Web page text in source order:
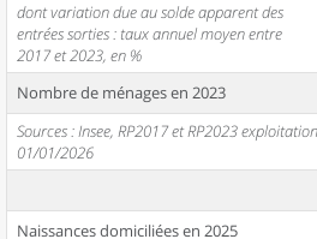
dont variation due au solde apparent des
entrées sorties : taux annuel moyen entre
2017 et 2023, en %
Nombre de ménages en 2023
Sources : Insee, RP2017 et RP2023
01/01/2026
Naissances domiciliées en 2025